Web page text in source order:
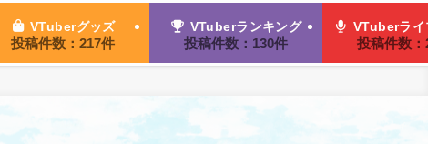
VTuberグッズ
投稿件数：217件
VTuberランキング
投稿件数：130件
VTuberライ
投稿件数：